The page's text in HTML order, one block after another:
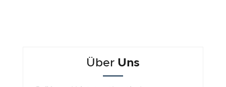
Über Uns